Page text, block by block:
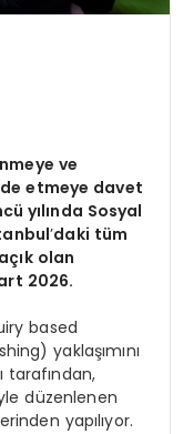
ve
etmeye davet
yılında Sosyal
’daki tüm
olan
2026.
based
yaklaşımını
tarafından,
düzenlenen
yapılıyor.